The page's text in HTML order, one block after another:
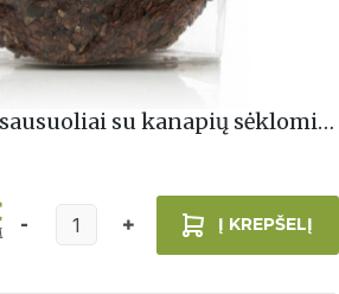
su kanapių sėklomis
Į KREPŠELĮ